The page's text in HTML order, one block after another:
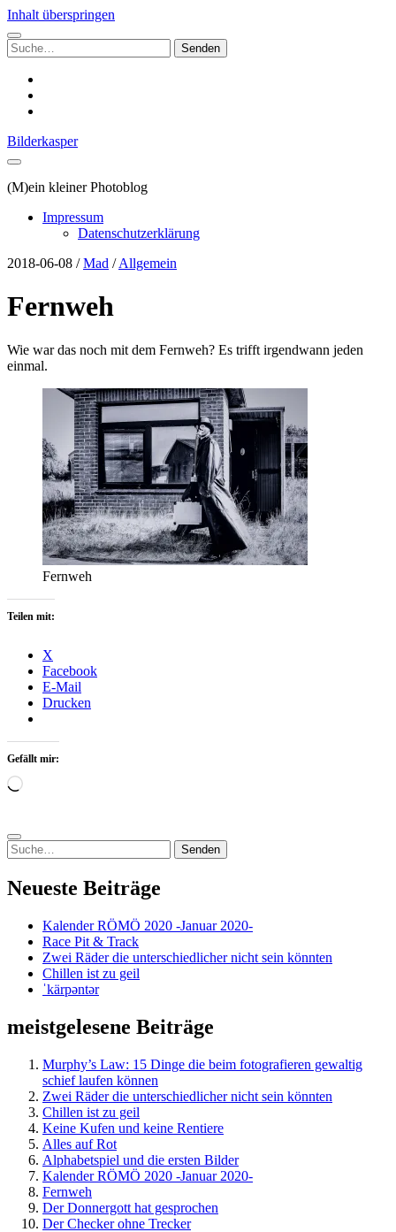
Inhalt überspringen
Suchen
nach:
Bilderkasper
(M)ein kleiner Photoblog
Impressum
Datenschutzerklärung
2018-06-08 /Mad /Allgemein
Fernweh
Wie war das noch mit dem Fernweh? Es trifft irgendwann jeden
einmal.
Fernweh
Teilen mit:
X
Facebook
E-Mail
Drucken
Gefällt mir:
Wird
Suchen
nach:
Neueste Beiträge
Kalender RÖMÖ 2020 -Januar 2020-
Race Pit & Track
Zwei Räder die unterschiedlicher nicht sein könnten
Chillen ist zu geil
ˈkärpəntər
meistgelesene Beiträge
Murphy’s Law: 15 Dinge die beim fotografieren gewaltig
schief laufen können
Zwei Räder die unterschiedlicher nicht sein könnten
Chillen ist zu geil
Keine Kufen und keine Rentiere
Alles auf Rot
Alphabetspiel und die ersten Bilder
Kalender RÖMÖ 2020 -Januar 2020-
Fernweh
Der Donnergott hat gesprochen
Der Checker ohne Trecker